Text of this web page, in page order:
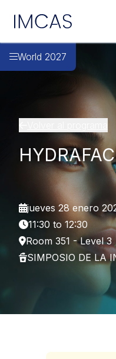
IMCAS
World 2027
jueves 28 enero
11:30 to 12:30
Room 351 - Level 3
SIMPOSIO DE LA